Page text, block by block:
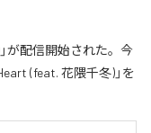
が配信開始された。今
(feat. 花隈千冬)」を